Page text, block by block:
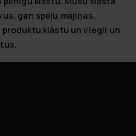
gan spēļu mājiņas.
klāstu un viegli un